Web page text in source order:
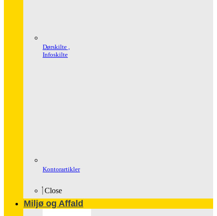
Dørskilte ,
Infoskilte
Kontorartikler
Close
Miljø og Affald